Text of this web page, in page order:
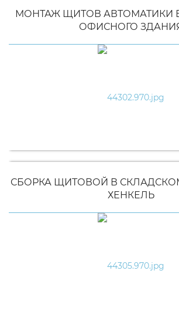
МОНТАЖ ЩИТОВ АВТОМАТИКИ
ОФИСНОГО
СБОРКА ЩИТОВОЙ В
ХЕНКЕЛЬ